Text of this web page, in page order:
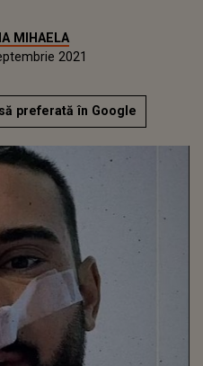
MIHAELA
2021
preferată în Google